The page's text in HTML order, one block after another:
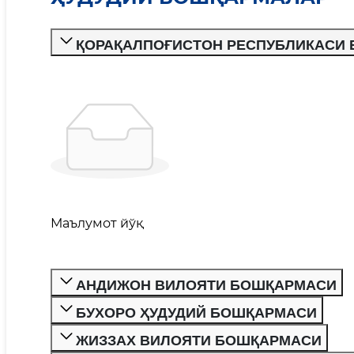
ҚОРАҚАЛПОҒИСТОН
Маълумот йўқ
АНДИЖОН ВИЛОЯТИ БОШҚАРМАСИ
БУХОРО ҲУДУДИЙ БОШҚАРМАСИ
ЖИЗЗАХ ВИЛОЯТИ БОШҚАРМАСИ